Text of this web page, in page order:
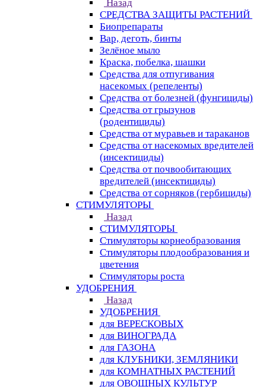
Назад
СРЕДСТВА ЗАЩИТЫ РАСТЕНИЙ
Биопрепараты
Вар, деготь, бинты
Зелёное мыло
Краска, побелка, шашки
Средства для отпугивания
насекомых (репеленты)
Средства от болезней (фунгициды)
Средства от грызунов
(родентициды)
Средства от муравьев и тараканов
Средства от насекомых вредителей
(инсектициды)
Средства от почвообитающих
вредителей (инсектициды)
Средства от сорняков (гербициды)
СТИМУЛЯТОРЫ
Назад
СТИМУЛЯТОРЫ
Стимуляторы корнеобразования
Стимуляторы плодообразования и
цветения
Стимуляторы роста
УДОБРЕНИЯ
Назад
УДОБРЕНИЯ
для ВЕРЕСКОВЫХ
для ВИНОГРАДА
для ГАЗОНА
для КЛУБНИКИ, ЗЕМЛЯНИКИ
для КОМНАТНЫХ РАСТЕНИЙ
для ОВОЩНЫХ КУЛЬТУР